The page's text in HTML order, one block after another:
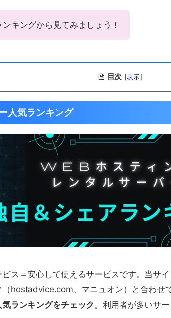
ンキングから見てみましょう！
目次 [表示]
人気ランキング
ス＝安心して使えるサービスです。当サ
hostadvice.com、マニュオン）と合わせ
気ランキングをチェック 。利用者が多いサ